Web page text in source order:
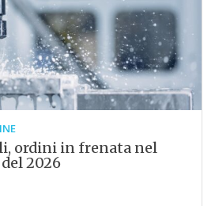
ordini in frenata nel
2026